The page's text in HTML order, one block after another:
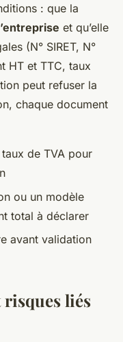
: que la
et qu’elle
(N° SIRET, N°
HT et TTC, taux
peut refuser la
chaque document
de TVA pour
ou un modèle
total à déclarer
avant validation
risques liés